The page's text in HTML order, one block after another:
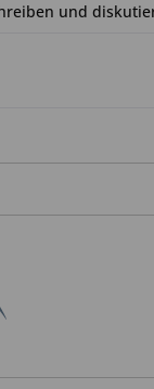
und